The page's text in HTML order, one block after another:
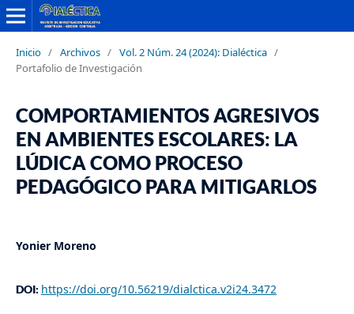
Inicio / Archivos / Vol. 2 Núm. 24 (2024): Dialéctica /
Portafolio de Investigación
COMPORTAMIENTOS AGRESIVOS
EN AMBIENTES ESCOLARES: LA
LÚDICA COMO PROCESO
PEDAGÓGICO PARA MITIGARLOS
Yonier Moreno
DOI: https://doi.org/10.56219/dialctica.v2i24.3472